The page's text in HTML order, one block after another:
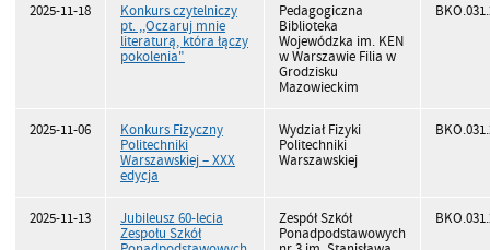
2025-11-18
Konkurs czytelniczy
pt. ,,Oczaruj mnie
literaturą, która łączy
pokolenia"
Pedagogiczna
Biblioteka
Wojewódzka im. KEN
w Warszawie Filia w
Grodzisku
Mazowieckim
2025-11-06
Konkurs Fizyczny
Politechniki
Warszawskiej – XXX
edycja
Wydział Fizyki
Politechniki
Warszawskiej
2025-11-13
Jubileusz 60-lecia
Zespołu Szkół
Zespół Szkół
Ponadpodstawowych